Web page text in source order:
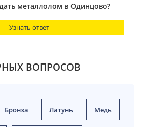
металлолом в Одинцово?
Узнать ответ
ВОПРОСОВ
Бронза Латунь Медь